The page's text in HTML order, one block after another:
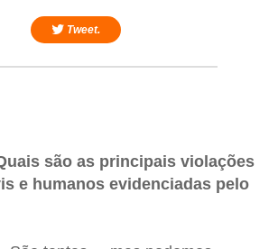
Tweet.
são as principais violações
e humanos evidenciadas pelo